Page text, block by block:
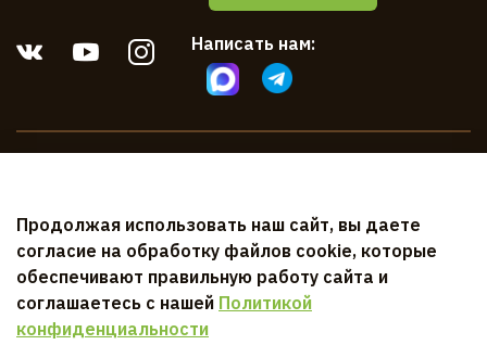
Клиентам
Документы
Написать нам:
Продолжая использовать наш сайт, вы даете
согласие на обработку файлов cookie, которые
обеспечивают правильную работу сайта и
соглашаетесь с нашей Политикой
конфиденциальности